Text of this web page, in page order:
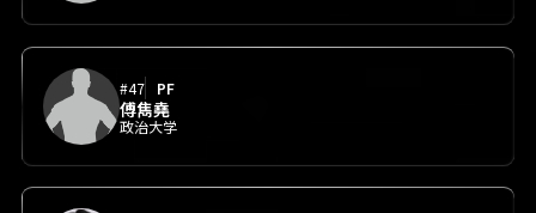
#47 PF
傅雋堯
政治大学